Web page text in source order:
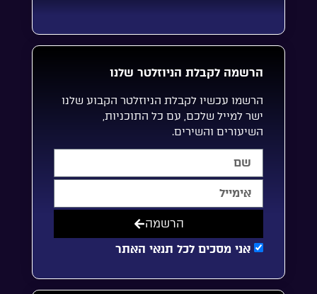
הרשמה לקבלת הניוזלטר שלנו
הרשמו עכשיו לקבלת הניוזלטר הקבוע שלנו
ישר למייל שלכם, עם כל התוכניות,
השיעורים והשירים.
אני מסכים לכל תנאי האתר
הרשמה